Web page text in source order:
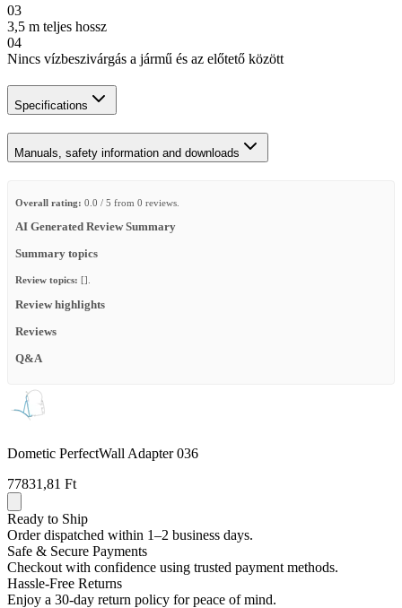
03
3,5 m teljes hossz
04
Nincs vízbeszivárgás a jármű és az előtető között
Specifications
Manuals, safety information and downloads
Overall rating: 0.0 / 5 from 0 reviews.
AI Generated Review Summary
Summary topics
Review topics: [].
Review highlights
Reviews
Q&A
Dometic PerfectWall Adapter 036
77831,81 Ft
Ready to Ship
Order dispatched within 1–2 business days.
Safe & Secure Payments
Checkout with confidence using trusted payment methods.
Hassle-Free Returns
Enjoy a 30-day return policy for peace of mind.